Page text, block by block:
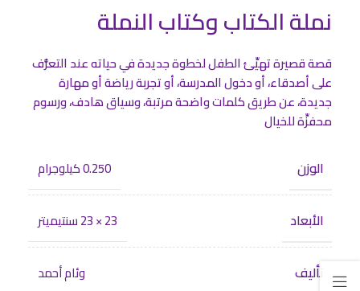
نملة الكتاب وكتاب النملة
قصة قصيرة تهيِّئ الطفل لخطوة جديدة في حياته عند التعرُّف
على أصدقاء، أو دخول المدرسة، أو تجربة رياضة أو مهارة
جديدة، عن طريق كلمات واضحة مرتبة، وسياق هادف، ورسوم
محفزِّة للخيال
الوزن 0.250 كيلوجرام
الأبعاد 23 × 23 سنتيميتر
تأليف وئام أحمد